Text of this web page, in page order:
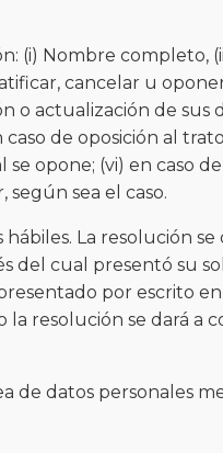
(i) Nombre completo,
cancelar u
o actualización de sus
de oposición al
opone; (vi) en caso
según sea el caso.
La resolución se
del cual presentó su
por escrito
la resolución se dará a
de datos personales